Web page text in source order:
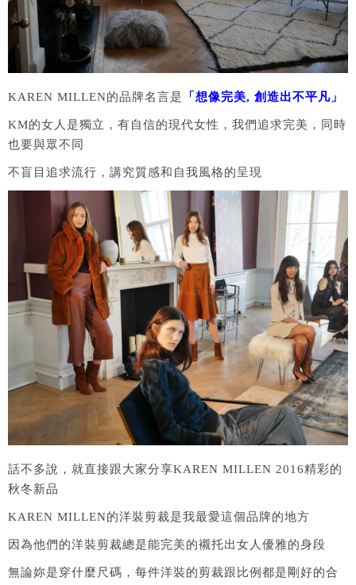
KAREN MILLEN的品牌名言是 「想像完美, 創造出不平凡」
KM的女人是獨立，有自信的現代女性，我們追求完美，同時
也要與眾不同
不盲目追求流行，講究質感和自我風格的呈現
話不多說，就直接跟大家分享KAREN MILLEN 2016精彩的
秋冬新品
KAREN MILLEN的洋裝剪裁是我最愛這個品牌的地方
因為他們的洋裝剪裁總是能完美的襯托出女人優雅的身段
無論妳是穿什麼尺碼，每件洋裝的剪裁跟比例都是剛好的合